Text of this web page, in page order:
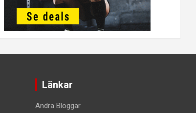
Länkar
Andra Bloggar